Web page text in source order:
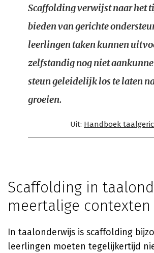
Scaffolding verwijst naar het
bieden van gerichte
leerlingen taken kunnen
zelfstandig nog niet
steun geleidelijk los te laten
groeien.
Uit: Handboek
Scaffolding in
meertalige contexten
In taalonderwijs is scaffolding
leerlingen moeten tegelijkertijd